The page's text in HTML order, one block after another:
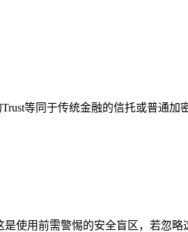
等同于传统金融的信托或普通加
使用前需警惕的安全盲区，若忽